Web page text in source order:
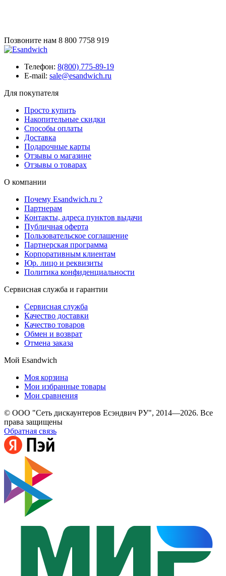
Позвоните нам 8 800 7758 919
Телефон: 8(800) 775-89-19
E-mail: sale@esandwich.ru
Для покупателя
Просто купить
Накопительные скидки
Способы оплаты
Доставка
Подарочные карты
Отзывы о магазине
Отзывы о товарах
О компании
Почему Esandwich.ru ?
Партнерам
Контакты, адреса пунктов выдачи
Публичная оферта
Пользовательское соглашение
Партнерская программа
Корпоративным клиентам
Юр. лицо и реквизиты
Политика конфиденциальности
Сервисная служба и гарантии
Сервисная служба
Качество доставки
Качество товаров
Обмен и возврат
Отмена заказа
Мой Esandwich
Моя корзина
Мои избранные товары
Мои сравнения
© ООО "Сеть дискаунтеров Есэндвич РУ", 2014—2026. Все
права защищены
Обратная связь